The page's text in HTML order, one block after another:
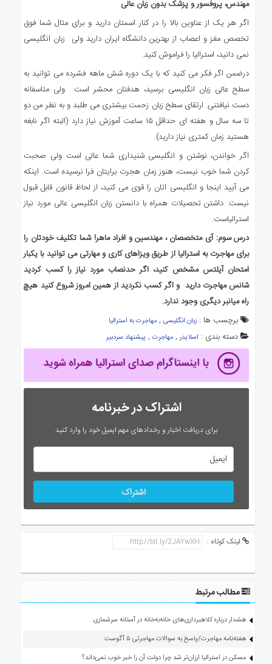
مهندس، پروفسور و پزشک بدون زبان عالی
اگر هر یک از عناوین بالا را در کنار اسمتان دارید و برای مثال شما فوق
تخصص مغز و اعصاب از بهترین دانشگاه ایران دارید ولی زبان انگلیسی
نمی دانید، استرالیا را فراموش کنید.
درضمن اگر فکر می کنید که با یک دوره شش ماهه فشرده می توانید به
سطح عالی زبان انگلیسی برسید، هدفتان محشر است ولی متاسفانه
دست نیافتنی. ارتقای سطح زبان زحمت بیشتری می طلبد و به نظر من دو
تا سه سال و هفته ای حداقل ۱۵ ساعت آموزش نیاز دارد (البته اگر نابغه
هستید زمان کمتری نیاز دارید).
اگر خواندن، نوشتن و انگلیسی شنیداری شما عالی است ولی صحبت
کردن شما خوب نیست، هنوز زمان هجرت برایتان فرا نرسیده است. اینکه
می آیید اینجا و انگلیسی اتان را قوی می کنید، از لحاظ قانون قابل قبول
نیست. داشتن تحصیلات همراه با دانستن زبان انگلیسی عالی مورد نیاز
استرالیاست.
درس سوم: آی متخصصان ، مهندسین و افراد ماهر! شما تکلیف خودتان را
برای مهاجرت به استرالیا از طریق ویزاهای کاری و مهارتی می توانید با یکبار
امتحان آیلتس مشخص کنید، اگر حدنصاب مورد نیاز را کسب کردید
شانس مهاجرت دارید و اگر کسب نکردید از همین امروز شروع کنید هیچ
راه میانبر دیگری وجود ندارد.
برچسب ها : زبان انگلیسی, مهاجرت به استرالیا
دسته بندی : اسلایدر, مهاجرت, پیشنهاد سردبیر
اشتراک در خبرنامه
برای دریافت اخبار و رخدادهای مهم ایمیل خود را وارد کنید
اشتراک
لینک کوتاه :
مطالب مرتبط
هشدار درباره کلاهبرداری‌های خانه‌به‌خانه در آستانه سرشماری
هفته‌نامه مهاجرت/پاسخ به سوالات مهاجرتی ۵ آگوست
مسکن در استرالیا ارزان‌تر شد چرا دولت آن را خبر خوب نمی‌داند؟